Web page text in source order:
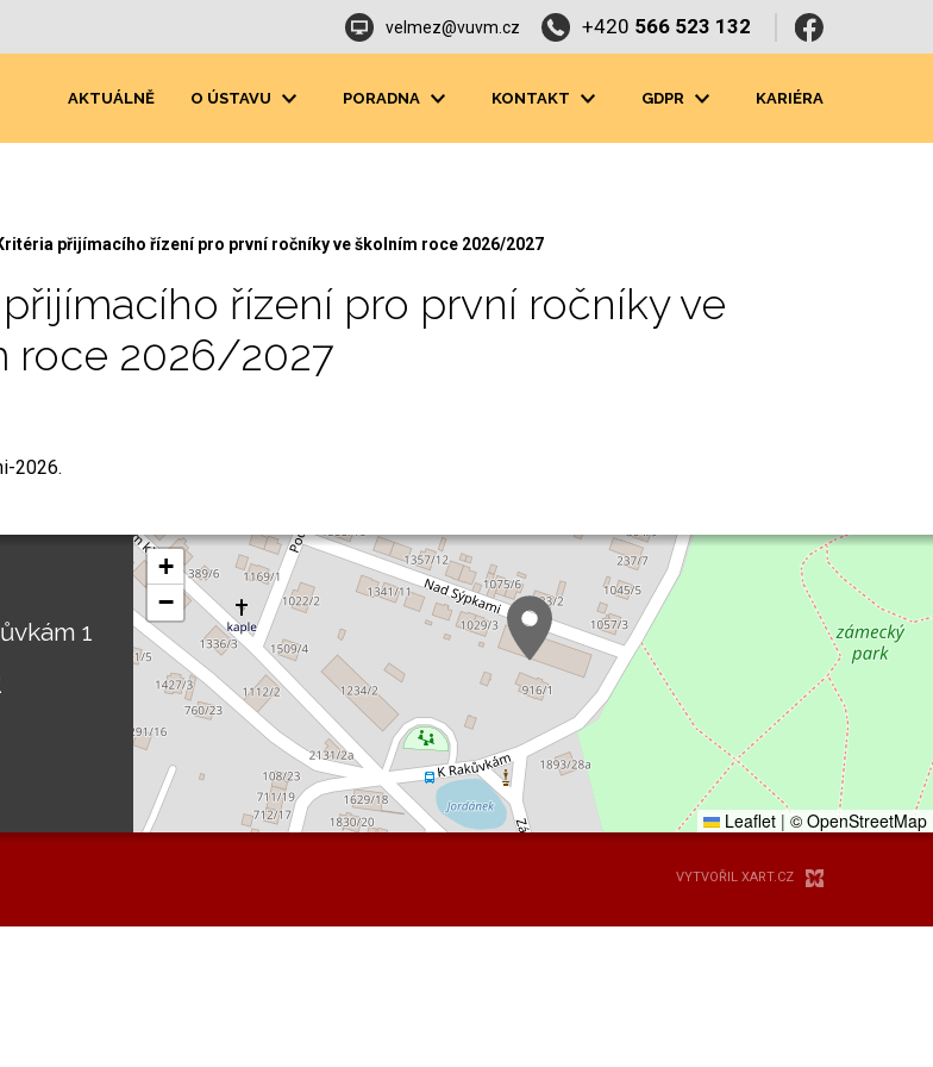
velmez@vuvm.cz +420 566 523 132
AKTUÁLNĚ O ÚSTAVU PORADNA KONTAKT GDPR KARIÉRA
přijímacího řízení pro první ročníky ve školním roce 2026/2027
řízení pro první ročníky ve
roce 2026/2027
2026.
1
+
−
Leaflet | © OpenStreetMap
VYTVOŘIL XART.CZ